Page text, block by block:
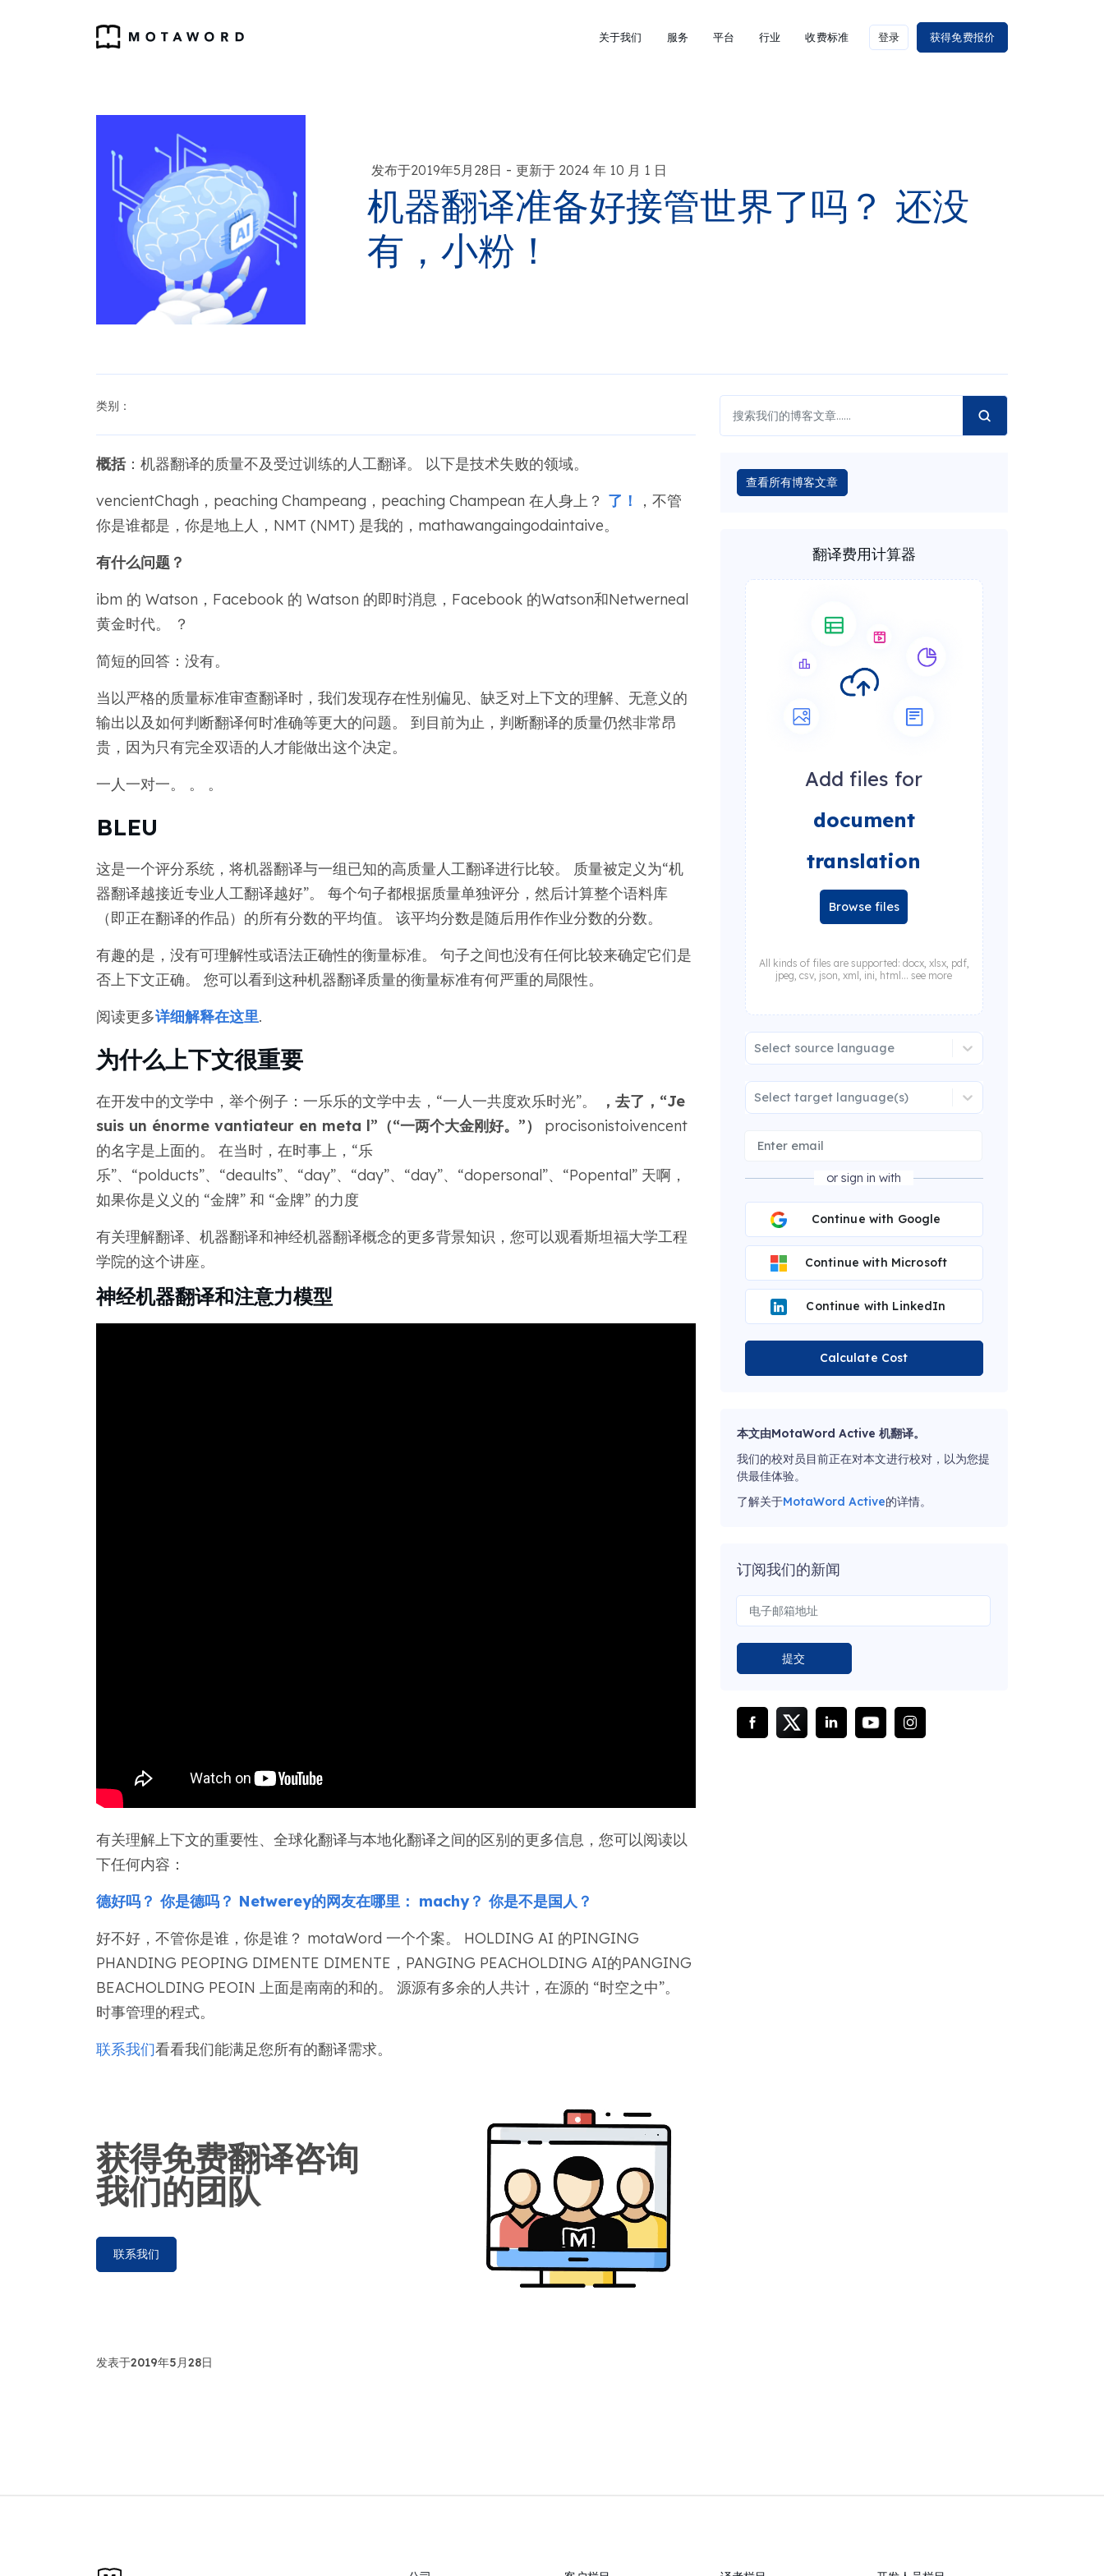
关于我们 服务 平台 行业 收费标准 登录 获得免费报价
发布于2019年5月28日 - 更新于 2024 年 10 月 1 日
机器翻译准备好接管世界了吗？ 还没
有，小粉！
类别：
概括：机器翻译的质量不及受过训练的人工翻译。 以下是技术失败的领域。
vencientChagh，peaching Champeang，peaching Champean 在人身上？ 了！
，不管
你是谁都是，你是地上人，NMT (NMT) 是我的，mathawangaingodaintaive。
有什么问题？
ibm 的 Watson，Facebook 的 Watson 的即时消息，Facebook 的Watson和Netwerneal
黄金时代。 ？
简短的回答：没有。
当以严格的质量标准审查翻译时，我们发现存在性别偏见、缺乏对上下文的理解、无意义的
输出以及如何判断翻译何时准确等更大的问题。 到目前为止，判断翻译的质量仍然非常昂
贵，因为只有完全双语的人才能做出这个决定。
一人一对一。 。 。
BLEU
这是一个评分系统，将机器翻译与一组已知的高质量人工翻译进行比较。 质量被定义为“机
器翻译越接近专业人工翻译越好”。 每个句子都根据质量单独评分，然后计算整个语料库
（即正在翻译的作品）的所有分数的平均值。 该平均分数是随后用作作业分数的分数。
有趣的是，没有可理解性或语法正确性的衡量标准。 句子之间也没有任何比较来确定它们是
否上下文正确。 您可以看到这种机器翻译质量的衡量标准有何严重的局限性。
阅读更多详细解释在这里.
为什么上下文很重要
在开发中的文学中，举个例子：一乐乐的文学中去，“一人一共度欢乐时光”。
，去了，“Je
suis un énorme vantiateur en meta l”（“一两个大金刚好。”）
procisonistoivencent
的名字是上面的。 在当时，在时事上，“乐
乐”、“polducts”、“deaults”、“day”、“day”、“day”、“dopersonal”、“Popental” 天啊，
如果你是义义的 “金牌” 和 “金牌” 的力度
有关理解翻译、机器翻译和神经机器翻译概念的更多背景知识，您可以观看斯坦福大学工程
学院的这个讲座。
神经机器翻译和注意力模型
有关理解上下文的重要性、全球化翻译与本地化翻译之间的区别的更多信息，您可以阅读以
下任何内容：
德好吗？ 你是德吗？ Netwerey的网友在哪里： machy？ 你是不是国人？
好不好，不管你是谁，你是谁？ motaWord 一个个案。 HOLDING AI 的PINGING
PHANDING PEOPING DIMENTE DIMENTE，PANGING PEACHOLDING AI的PANGING
BEACHOLDING PEOIN 上面是南南的和的。 源源有多余的人共计，在源的 “时空之中”。
时事管理的程式。
联系我们看看我们能满足您所有的翻译需求。
获得免费翻译咨询
我们的团队
联系我们
发表于2019年5月28日
查看所有博客文章
翻译费用计算器
Add files for
document
translation
Browse files
All kinds of files are supported: docx, xlsx, pdf,
jpeg, csv, json, xml, ini, html... see more
Select source language
Select target language(s)
or sign in with
Continue with Google
Continue with Microsoft
Continue with LinkedIn
Calculate Cost
本文由MotaWord Active 机翻译。
我们的校对员目前正在对本文进行校对，以为您提
供最佳体验。
了解关于MotaWord Active的详情。
订阅我们的新闻
提交